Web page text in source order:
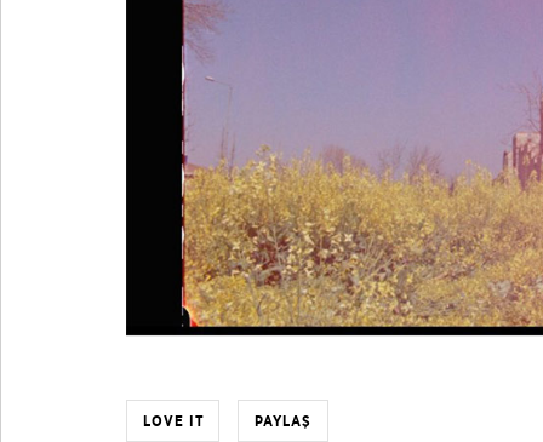
LOVE IT PAYLAŞ